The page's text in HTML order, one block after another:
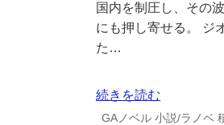
国内を制圧し、その
にも押し寄せる。 ジ
た…
続きを読む
GAノベル 小説/ラノベ